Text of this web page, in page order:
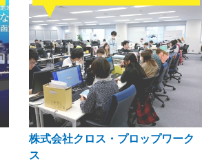
株式会社クロス・プロップワーク
ス